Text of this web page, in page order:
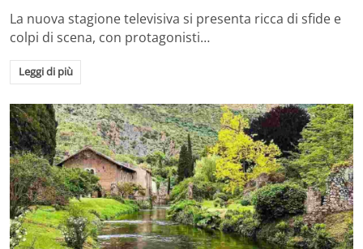
La nuova stagione televisiva si presenta ricca di sfide e
colpi di scena, con protagonisti…
Leggi di più